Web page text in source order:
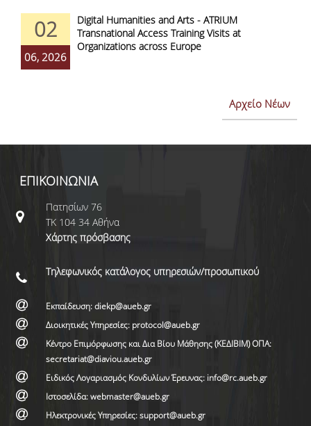
02
06, 2026
Digital Humanities and Arts - ATRIUM
Transnational Access Training Visits at
Organizations across Europe
Αρχείο Νέων
ΕΠΙΚΟΙΝΩΝΙΑ
Πατησίων 76
ΤΚ 104 34 Αθήνα
Χάρτης πρόσβασης
Τηλεφωνικός κατάλογος υπηρεσιών/προσωπικού
Εκπαίδευση: diekp@aueb.gr
Διοικητικές Υπηρεσίες: protocol@aueb.gr
Κέντρο Επιμόρφωσης και Δια Βίου Μάθησης (ΚΕΔΙΒΙΜ) ΟΠΑ:
secretariat@diaviou.aueb.gr
Ειδικός Λογαριασμός Κονδυλίων Έρευνας: info@rc.aueb.gr
Ιστοσελίδα: webmaster@aueb.gr
Ηλεκτρονικές Υπηρεσίες: support@aueb.gr